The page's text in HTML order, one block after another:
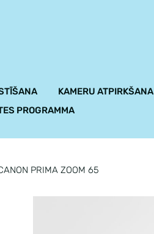
KAMERU ATPIRKŠANA
PROGRAMMA
PRIMA ZOOM 65